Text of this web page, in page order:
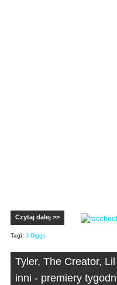
Czytaj dalej >>
Tagi: J-Diggs
Tyler, The Creator,
inni - premiery